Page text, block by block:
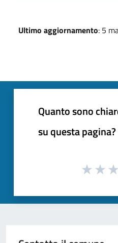
Ultimo aggiornamento: 5
Quanto sono
su questa pagina?